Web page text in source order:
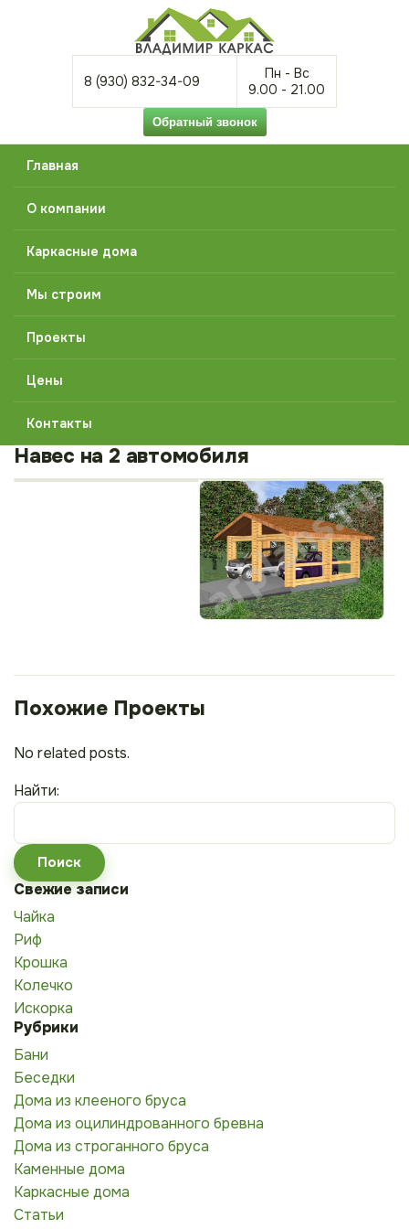
8 (930) 832-34-09
Пн - Вс
9.00 - 21.00
Главная
О компании
Каркасные дома
Мы строим
Проекты
Цены
Контакты
Навес на 2 автомобиля
No related posts.
Найти:
Свежие записи
Чайка
Риф
Крошка
Колечко
Искорка
Рубрики
Бани
Беседки
Дома из клееного бруса
Дома из оцилиндрованного бревна
Дома из строганного бруса
Каменные дома
Каркасные дома
Статьи